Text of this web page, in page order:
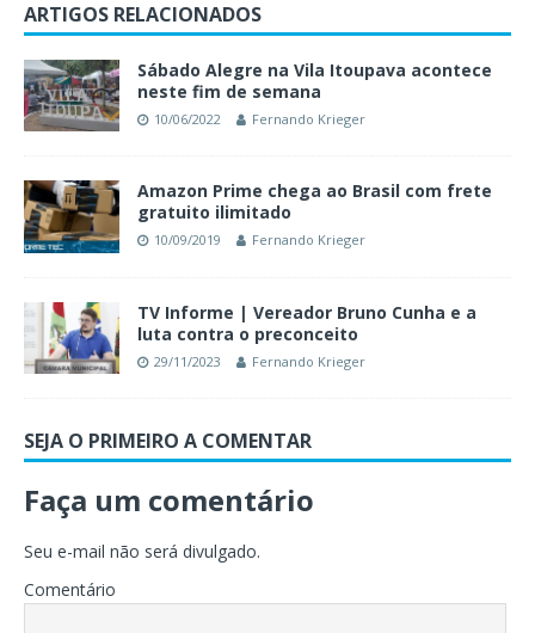
ARTIGOS RELACIONADOS
Sábado Alegre na Vila Itoupava acontece
neste fim de semana
10/06/2022 Fernando Krieger
Amazon Prime chega ao Brasil com frete
gratuito ilimitado
10/09/2019 Fernando Krieger
TV Informe | Vereador Bruno Cunha e a
luta contra o preconceito
29/11/2023 Fernando Krieger
SEJA O PRIMEIRO A COMENTAR
Faça um comentário
Seu e-mail não será divulgado.
Comentário